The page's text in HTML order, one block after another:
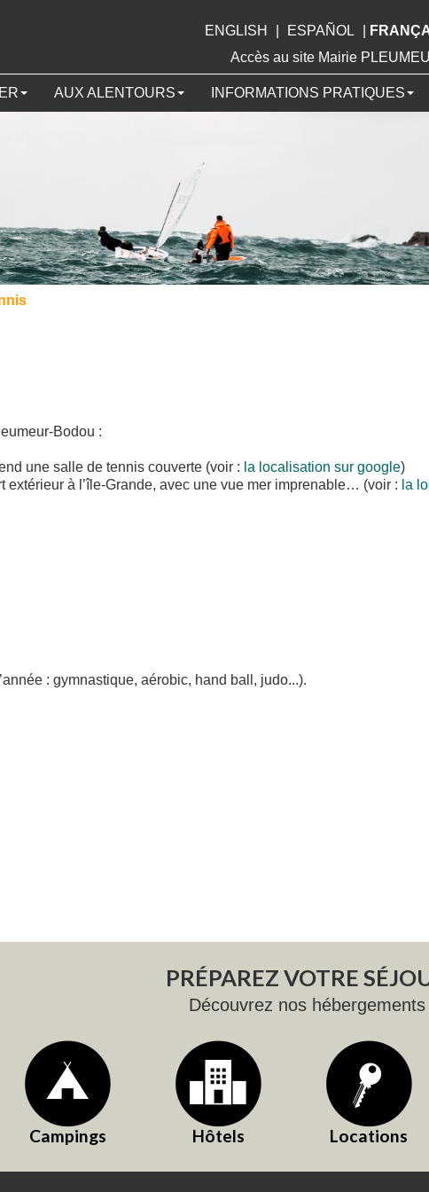
ENGLISH ESPAÑOL
Accès au site Mairie
AUX ALENTOURS INFORMATIONS PRATIQUES
Bodou :
une salle de tennis couverte (voir : la localisation sur google)
à l’île-Grande, avec une vue mer imprenable… (voir : la
: gymnastique, aérobic, hand ball, judo...).
PRÉPAREZ VOTRE
Découvrez nos hébergements
Campings Hôtels Locations